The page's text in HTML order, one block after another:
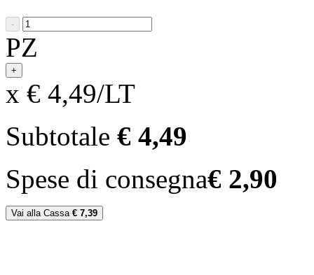
-
PZ
+
x € 4,49/LT
Subtotale € 4,49
Spese di consegna€ 2,90
Vai alla Cassa € 7,39